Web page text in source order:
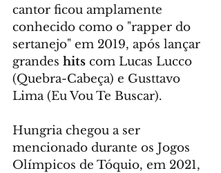
cantor ficou amplamente
conhecido como o "rapper do
sertanejo" em 2019, após lançar
grandes hits com Lucas Lucco
(Quebra-Cabeça) e Gusttavo
Lima (Eu Vou Te Buscar).
Hungria chegou a ser
mencionado durante os Jogos
Olímpicos de Tóquio, em 2021,